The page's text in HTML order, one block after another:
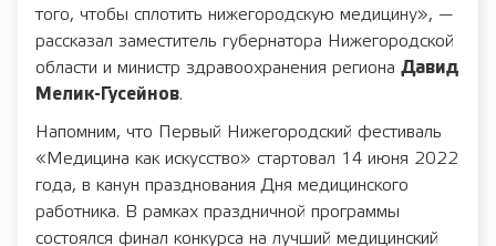
того, чтобы сплотить нижегородскую медицину», —
рассказал заместитель губернатора Нижегородской
области и министр здравоохранения региона Давид
Мелик-Гусейнов.
Напомним, что Первый Нижегородский фестиваль
«Медицина как искусство» стартовал 14 июня 2022
года, в канун празднования Дня медицинского
работника. В рамках праздничной программы
состоялся финал конкурса на лучший медицинский